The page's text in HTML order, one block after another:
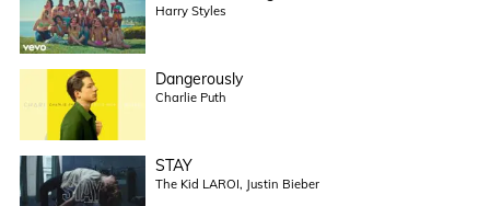
Harry Styles
Dangerously
Charlie Puth
STAY
The Kid LAROI, Justin Bieber